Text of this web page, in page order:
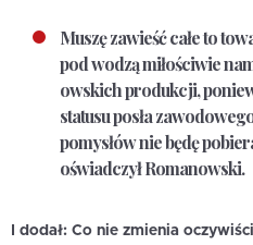
Muszę zawieść całe to
pod wodzą miłościwie
owskich produkcji,
statusu posła
pomysłów nie będę
oświadczył Romanowski.
I dodał: Co nie zmienia